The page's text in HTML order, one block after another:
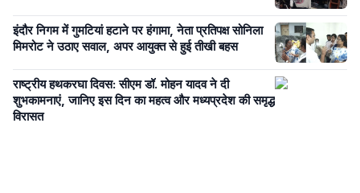
इंदौर निगम में गुमटियां हटाने पर हंगामा, नेता प्रतिपक्ष सोनिला
मिमरोट ने उठाए सवाल, अपर आयुक्त से हुई तीखी बहस
राष्ट्रीय हथकरघा दिवस: सीएम डॉ. मोहन यादव ने दी
शुभकामनाएं, जानिए इस दिन का महत्व और मध्यप्रदेश की समृद्ध
विरासत